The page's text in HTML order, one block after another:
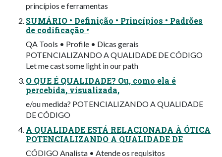
princípios e ferramentas
SUMÁRIO • Definição • Princípios • Padrões
de codificação •
QA Tools • Profile • Dicas gerais
POTENCIALIZANDO A QUALIDADE DE CÓDIGO
Let me cast some light in our path
O QUE É QUALIDADE? Ou, como ela é
percebida, visualizada,
e/ou medida? POTENCIALIZANDO A QUALIDADE
DE CÓDIGO
A QUALIDADE ESTÁ RELACIONADA À ÓTICA
POTENCIALIZANDO A QUALIDADE DE
CÓDIGO Analista • Atende os requisitos